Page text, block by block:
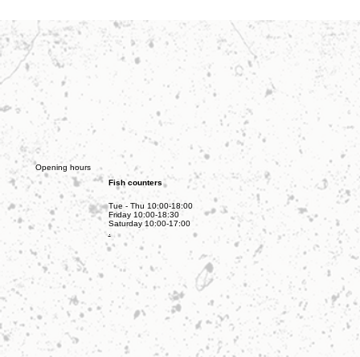
Opening hours
Fish counters
Tue - Thu 10:00-18:00
Friday 10:00-18:30
Saturday 10:00-17:00